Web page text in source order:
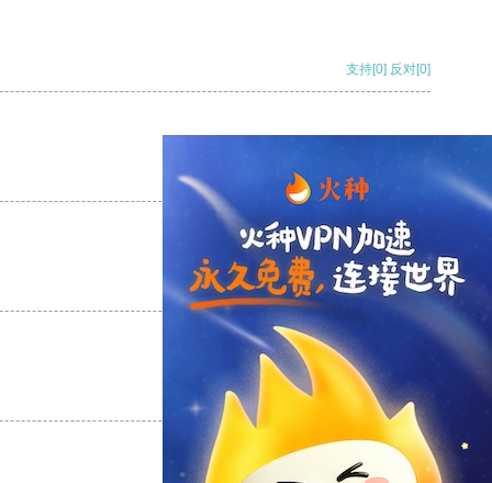
支持[0] 反对[0]
支持
支持[0] 反对[0]
支持[0] 反对[0]